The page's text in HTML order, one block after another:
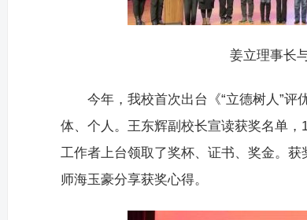
姜立理事长
今年，我校首次出台《“立德树人”
体、个人。王东辉副校长宣读获奖名单
工作者上台领取了奖杯、证书、奖金。
师海玉豪分享获奖心得。